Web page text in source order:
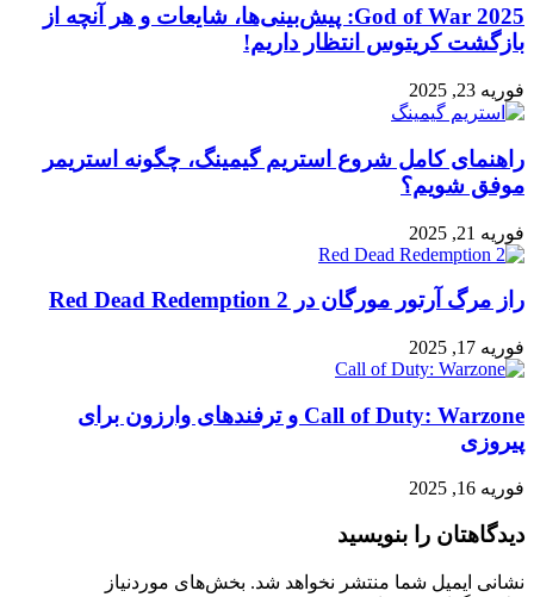
God of War 2025: پیش‌بینی‌ها، شایعات و هر آنچه از
بازگشت کریتوس انتظار داریم!
فوریه 23, 2025
راهنمای کامل شروع استریم گیمینگ، چگونه استریمر
موفق شویم؟
فوریه 21, 2025
راز مرگ آرتور مورگان در Red Dead Redemption 2
فوریه 17, 2025
Call of Duty: Warzone و ترفندهای وارزون برای
پیروزی
فوریه 16, 2025
دیدگاهتان را بنویسید
نشانی ایمیل شما منتشر نخواهد شد. بخش‌های موردنیاز